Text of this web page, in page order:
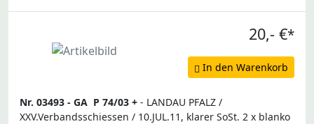
20,- €*
In den Warenkorb
Nr. 03493 - GA P 74/03 + - LANDAU PFALZ /
XXV.Verbandsschiessen / 10.JUL.11, klarer SoSt. 2 x blanko